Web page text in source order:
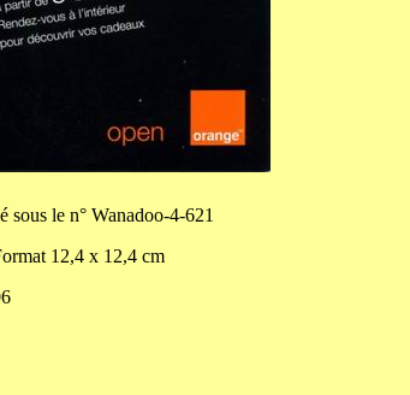
sous le n° Wanadoo-4-621
12,4 x 12,4 cm